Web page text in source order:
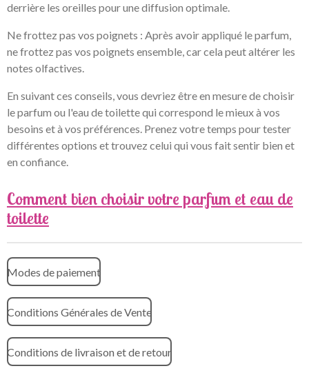
derrière les oreilles pour une diffusion optimale.
Ne frottez pas vos poignets : Après avoir appliqué le parfum,
ne frottez pas vos poignets ensemble, car cela peut altérer les
notes olfactives.
En suivant ces conseils, vous devriez être en mesure de choisir
le parfum ou l'eau de toilette qui correspond le mieux à vos
besoins et à vos préférences. Prenez votre temps pour tester
différentes options et trouvez celui qui vous fait sentir bien et
en confiance.
Comment bien choisir votre parfum et eau de
toilette
Modes de paiement
Conditions Générales de Vente
Conditions de livraison et de retour